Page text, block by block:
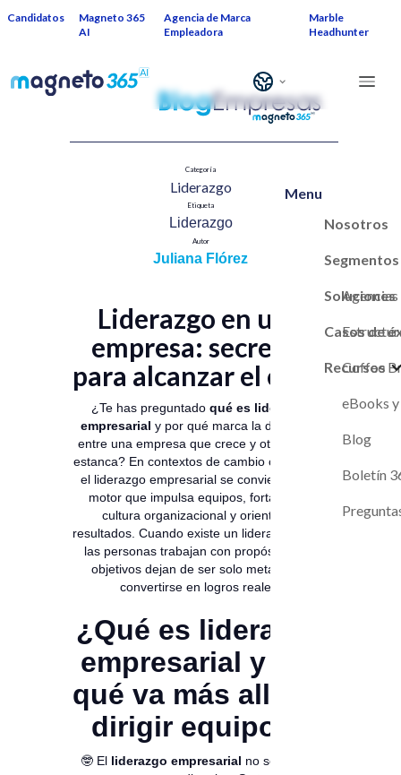
Candidatos
Magneto 365
AI
Agencia de Marca
Empleadora
Marble
Headhunter
Menu
Nosotros
Segmentos
Soluciones
Marca
Casos de
Coffee
Recursos
eBooks
Blog
Boletín
Magneto
Contacto
Próximos
Categoría
Liderazgo
Etiqueta
Liderazgo
Autor
Juliana Flórez
Liderazgo en una
empresa: secretos
para alcanzar el éxito
¿Te has preguntado qué es liderazgo
empresarial y por qué marca la diferencia
entre una empresa que crece y otra que se
estanca? En contextos de cambio constante,
el liderazgo empresarial se convierte en el
motor que impulsa equipos, fortalece la
cultura organizacional y orienta los
resultados. Cuando existe un liderazgo claro,
las personas trabajan con propósito y los
objetivos dejan de ser solo metas para
convertirse en logros reales.
¿Qué es liderazgo
empresarial y por
qué va más allá de
dirigir equipos?
🤓 El liderazgo empresarial no se limita a